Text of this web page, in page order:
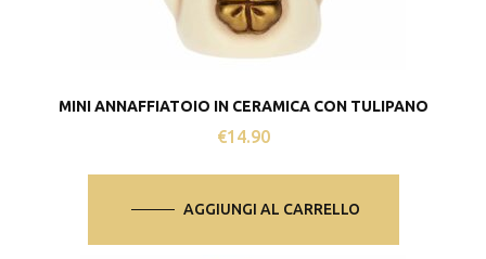
MINI ANNAFFIATOIO IN CERAMICA CON TULIPANO
€14.90
AGGIUNGI AL CARRELLO